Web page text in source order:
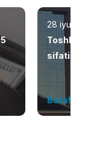
28 iyul
Batafsil